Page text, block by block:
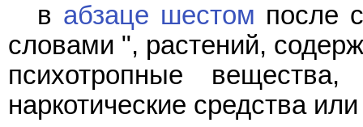
в абзаце шестом после
словами ", растений,
психотропные
наркотические средства